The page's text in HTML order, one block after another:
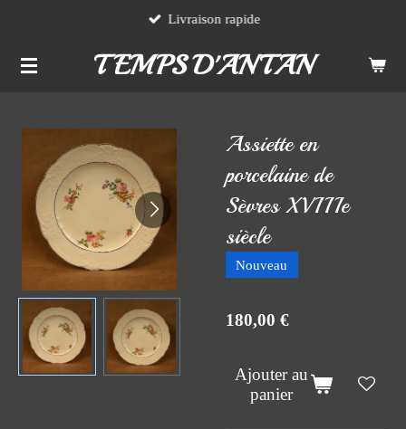
contenu
TEMPS D'ANTAN
Livraison rapide
Assiette en
porcelaine de
Sèvres XVIIIe
siècle
Nouveau
180,00 €
Ajouter au
panier